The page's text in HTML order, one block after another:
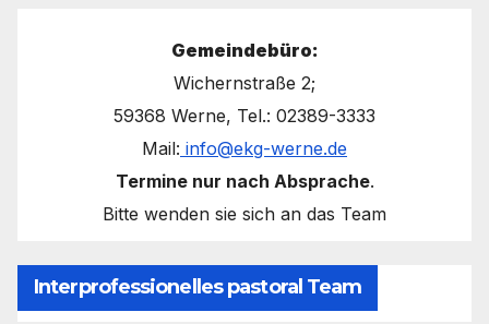
Gemeindebüro:
Wichernstraße 2;
59368 Werne, Tel.: 02389-3333
Mail: info@ekg-werne.de
Termine nur nach Absprache.
Bitte wenden sie sich an das Team
Interprofessionelles pastoral Team